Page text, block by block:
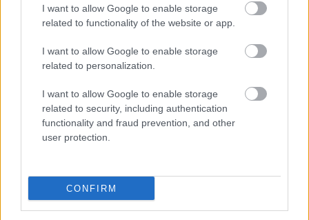
I want to allow Google to enable storage
related to functionality of the website or app.
I want to allow Google to enable storage
related to personalization.
I want to allow Google to enable storage
related to security, including authentication
functionality and fraud prevention, and other
user protection.
CONFIRM
torcie
Asseco Resovia Developres Rzeszów
Cellfast Wilki Krosno|
Texom Stal Rzeszów Stal Mielec |Motor Lublin|
Stal Rzeszów| Stal Stalowa Wola | Wisła Kraków
Wieczysta Kraków Sandecja Nowy Sącz
Mecze dziś|Wyniki LIVE|Transmisje
Polityka prywatności| Polecamy:pehasports.com|